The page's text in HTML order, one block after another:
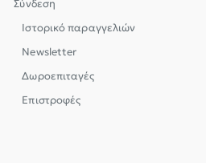
Σύνδεση
Ιστορικό παραγγελιών
Newsletter
Δωροεπιταγές
Επιστροφές